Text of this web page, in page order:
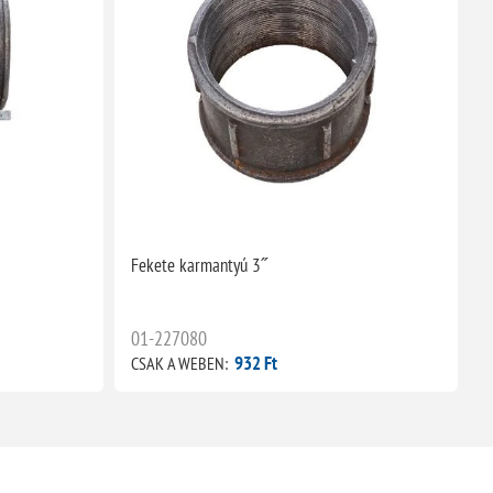
Fekete karmantyú 3˝
01-227080
CSAK A WEBEN: 932 Ft